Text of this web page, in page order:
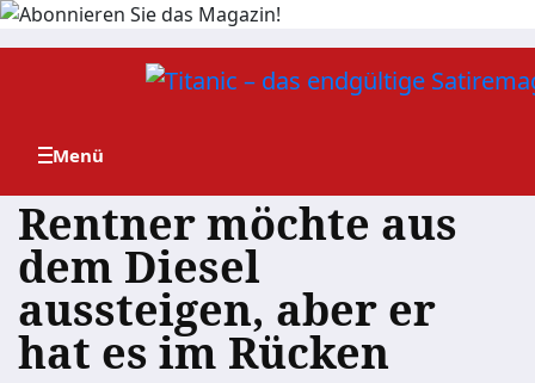
Zum
Rentner möchte aus
dem Diesel
aussteigen, aber er
hat es im Rücken